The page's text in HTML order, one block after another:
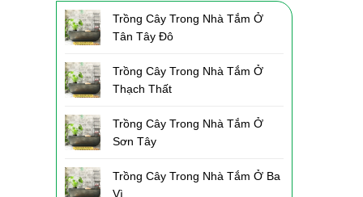
Trồng Cây Trong Nhà Tắm Ở
Tân Tây Đô
Trồng Cây Trong Nhà Tắm Ở
Thạch Thất
Trồng Cây Trong Nhà Tắm Ở
Sơn Tây
Trồng Cây Trong Nhà Tắm Ở Ba
Vì